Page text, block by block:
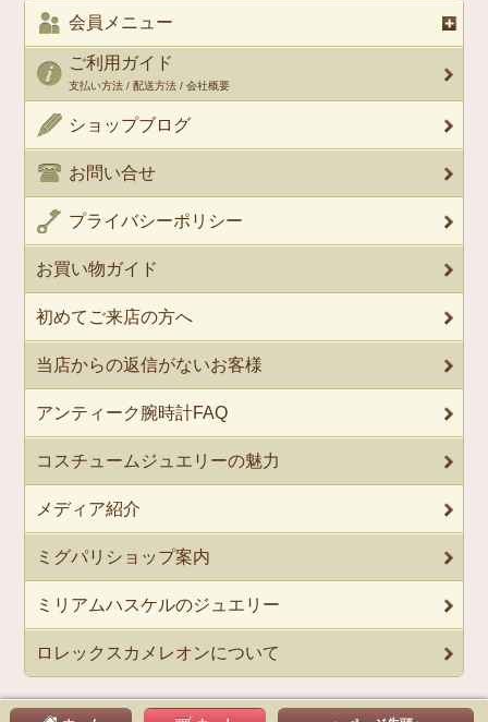
会員メニュー
ご利用ガイド
支払い方法 / 配送方法 / 会社概要
ショップブログ
お問い合せ
プライバシーポリシー
お買い物ガイド
初めてご来店の方へ
当店からの返信がないお客様
アンティーク腕時計FAQ
コスチュームジュエリーの魅力
メディア紹介
ミグパリショップ案内
ミリアムハスケルのジュエリー
ロレックスカメレオンについて